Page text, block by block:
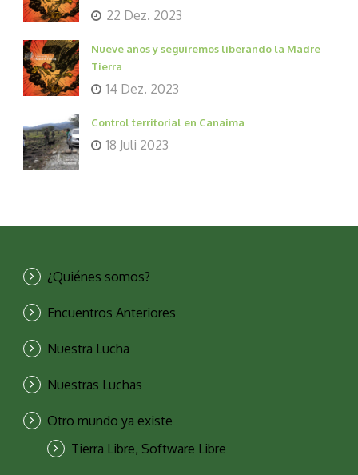
22 Dez. 2023
Nueve años y seguiremos liberando la Madre
Tierra
14 Dez. 2023
Control territorial en Canaima
18 Juli 2023
¿Quiénes somos?
Encuentros Anteriores
Nuestra Lucha
Nuestras Luchas
Otro mundo ya existe
Tierra Libre, Software Libre